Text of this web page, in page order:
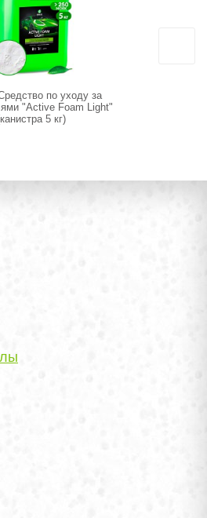
по уходу за
"Active Foam Light"
5 кг)